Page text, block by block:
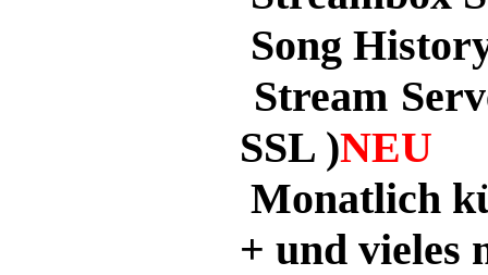
Song
Stream
SSL )NEU
Monatlich
+ und vieles